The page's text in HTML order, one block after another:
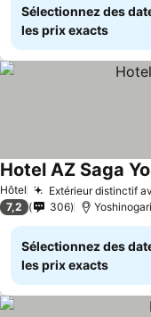
Sélectionnez des
les prix exacts
Hôtel Extérieur distinctif
Hotel AZ Saga
7,2 306
Sélectionnez des
les prix exacts